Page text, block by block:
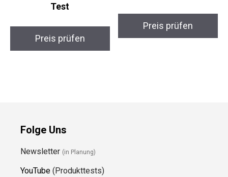
Test
Preis prüfen
Preis prüfen
Folge Uns
Newsletter (in Planung)
YouTube (Produkttests)